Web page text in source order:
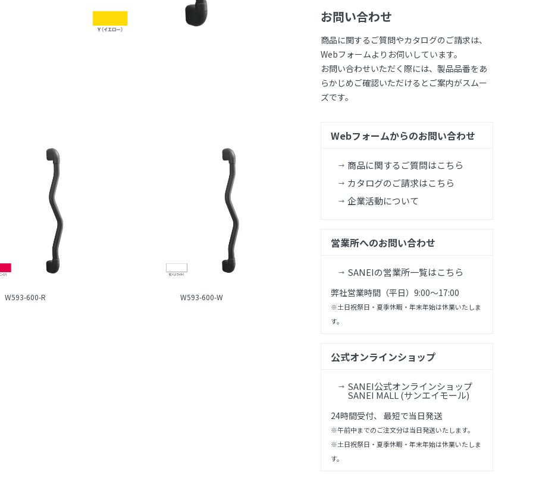
W593-600-R W593-600-W
お問い合わせ
商品に関するご質問やカタログのご請求は、
Webフォームよりお伺いしています。
お問い合わせいただく際には、製品品番をあ
らかじめご確認いただけるとご案内がスムー
ズです。
Webフォームからのお問い合わせ
商品に関するご質問はこちら
カタログのご請求はこちら
企業活動について
営業所へのお問い合わせ
SANEIの営業所一覧はこちら
弊社営業時間（平日）9:00～17:00
※土日祝祭日・夏季休暇・年末年始は休業いたしま
す。
公式オンラインショップ
SANEI公式オンラインショップ
SANEI MALL (サンエイモール)
24時間受付、 最短で当日発送
※午前中までのご注文分は当日発送いたします。
※土日祝祭日・夏季休暇・年末年始は休業いたしま
す。